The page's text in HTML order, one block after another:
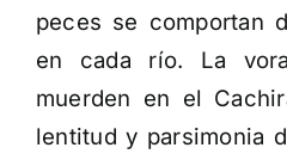
peces se comportan
en cada río. La
muerden en el
lentitud y parsimonia